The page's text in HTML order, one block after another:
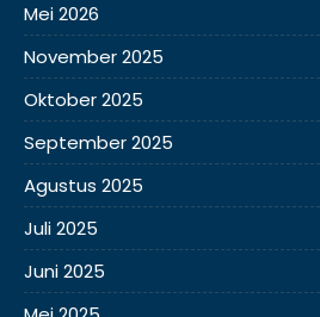
Mei 2026
November 2025
Oktober 2025
September 2025
Agustus 2025
Juli 2025
Juni 2025